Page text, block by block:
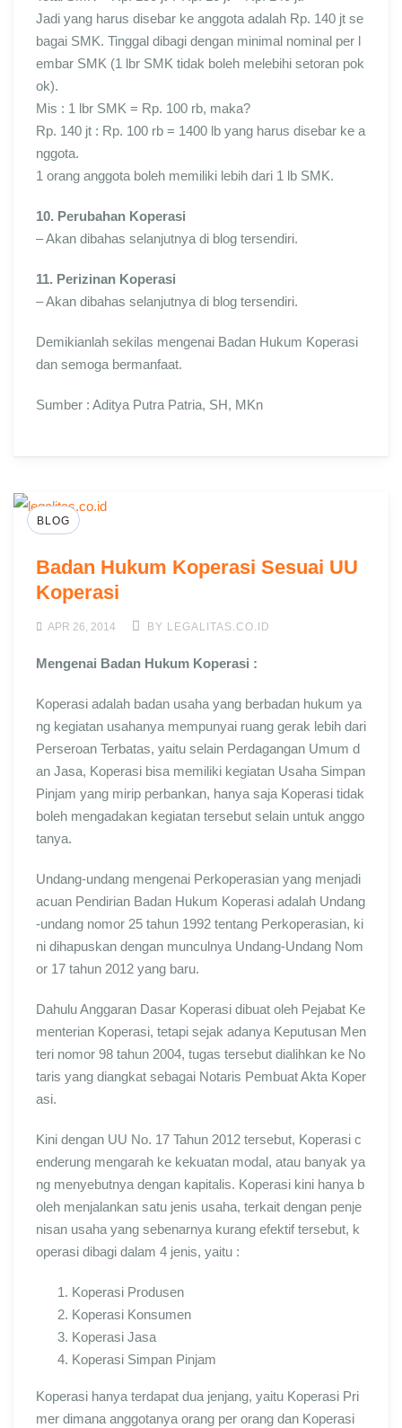
Jadi yang harus disebar ke anggota adalah Rp. 140 jt se
bagai SMK. Tinggal dibagi dengan minimal nominal per l
embar SMK (1 lbr SMK tidak boleh melebihi setoran pok
ok).
Mis : 1 lbr SMK = Rp. 100 rb, maka?
Rp. 140 jt : Rp. 100 rb = 1400 lb yang harus disebar ke a
nggota.
1 orang anggota boleh memiliki lebih dari 1 lb SMK.
10. Perubahan Koperasi
– Akan dibahas selanjutnya di blog tersendiri.
11. Perizinan Koperasi
– Akan dibahas selanjutnya di blog tersendiri.
Demikianlah sekilas mengenai Badan Hukum Koperasi
dan semoga bermanfaat.
Sumber : Aditya Putra Patria, SH, MKn
BLOG
Badan Hukum Koperasi Sesuai UU
Koperasi
APR 26, 2014 BY LEGALITAS.CO.ID
Mengenai Badan Hukum Koperasi :
Koperasi adalah badan usaha yang berbadan hukum ya
ng kegiatan usahanya mempunyai ruang gerak lebih dari
Perseroan Terbatas, yaitu selain Perdagangan Umum d
an Jasa, Koperasi bisa memiliki kegiatan Usaha Simpan
Pinjam yang mirip perbankan, hanya saja Koperasi tidak
boleh mengadakan kegiatan tersebut selain untuk anggo
tanya.
Undang-undang mengenai Perkoperasian yang menjadi
acuan Pendirian Badan Hukum Koperasi adalah Undang
-undang nomor 25 tahun 1992 tentang Perkoperasian, ki
ni dihapuskan dengan munculnya Undang-Undang Nom
or 17 tahun 2012 yang baru.
Dahulu Anggaran Dasar Koperasi dibuat oleh Pejabat Ke
menterian Koperasi, tetapi sejak adanya Keputusan Men
teri nomor 98 tahun 2004, tugas tersebut dialihkan ke No
taris yang diangkat sebagai Notaris Pembuat Akta Koper
asi.
Kini dengan UU No. 17 Tahun 2012 tersebut, Koperasi c
enderung mengarah ke kekuatan modal, atau banyak ya
ng menyebutnya dengan kapitalis. Koperasi kini hanya b
oleh menjalankan satu jenis usaha, terkait dengan penje
nisan usaha yang sebenarnya kurang efektif tersebut, k
operasi dibagi dalam 4 jenis, yaitu :
Koperasi Produsen
Koperasi Konsumen
Koperasi Jasa
Koperasi Simpan Pinjam
Koperasi hanya terdapat dua jenjang, yaitu Koperasi Pri
mer dimana anggotanya orang per orang dan Koperasi